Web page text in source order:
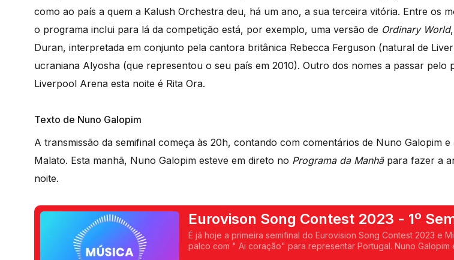
como ao país a quem a Kalush Orchestra deu, há um ano, a sua terceira vitória. Entre os
o programa inclui para lá da competição está, por exemplo, uma versão de Ordinary World
Duran, interpretada em conjunto pela cantora britânica Rebecca Ferguson (natural de
ucraniana Alyosha (que representou o seu país em 2010). Outro dos nomes a passar pelo
Liverpool Arena esta noite é Rita Ora.
Texto de Nuno Galopim
A transmissão da semifinal começa às 20h, contando com comentários de Nuno Galopim e
Malato. Esta manhã, Nuno Galopim esteve em direto no Programa da Manhãpara fazer a
noite.
Eurovison Song Contest 2023 - 1º
É já hoje a primeira semifinal do Eurovision Song Contest 2023 e
palco com " Ai coração" para representar Portugal. Nuno Galopim